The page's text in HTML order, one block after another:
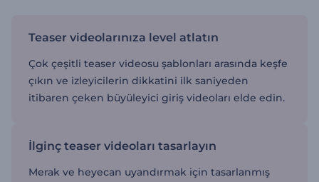
Teaser videolarınıza level atlatın
Çok çeşitli teaser videosu şablonları arasında keşfe
çıkın ve izleyicilerin dikkatini ilk saniyeden
itibaren çeken büyüleyici giriş videoları elde edin.
İlginç teaser videoları tasarlayın
Merak ve heyecan uyandırmak için tasarlanmış